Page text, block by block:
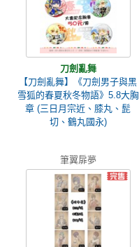
刀劍亂舞
【刀劍亂舞】《刀劍男子與黑
雪狐的春夏秋冬物語》5.8大胸
章 (三日月宗近、膝丸、髭
切、鶴丸國永)
筆翼扉夢